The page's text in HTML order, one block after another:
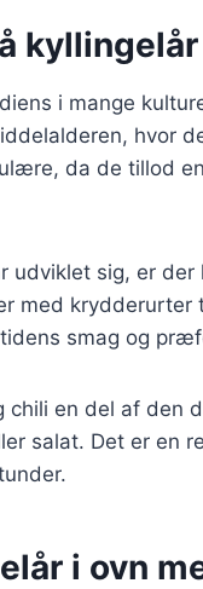
kyllingelår
i mange
hvor
da de tillod
udviklet sig, er
med krydderurter
smag og
chili en del af den
salat. Det er en
i ovn